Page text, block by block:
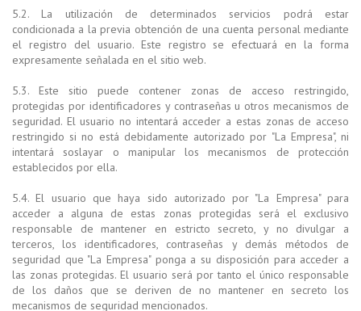
5.2. La utilización de determinados servicios podrá estar
condicionada a la previa obtención de una cuenta personal mediante
el registro del usuario. Este registro se efectuará en la forma
expresamente señalada en el sitio web.
5.3. Este sitio puede contener zonas de acceso restringido,
protegidas por identificadores y contraseñas u otros mecanismos de
seguridad. El usuario no intentará acceder a estas zonas de acceso
restringido si no está debidamente autorizado por "La Empresa", ni
intentará soslayar o manipular los mecanismos de protección
establecidos por ella.
5.4. El usuario que haya sido autorizado por "La Empresa" para
acceder a alguna de estas zonas protegidas será el exclusivo
responsable de mantener en estricto secreto, y no divulgar a
terceros, los identificadores, contraseñas y demás métodos de
seguridad que "La Empresa" ponga a su disposición para acceder a
las zonas protegidas. El usuario será por tanto el único responsable
de los daños que se deriven de no mantener en secreto los
mecanismos de seguridad mencionados.